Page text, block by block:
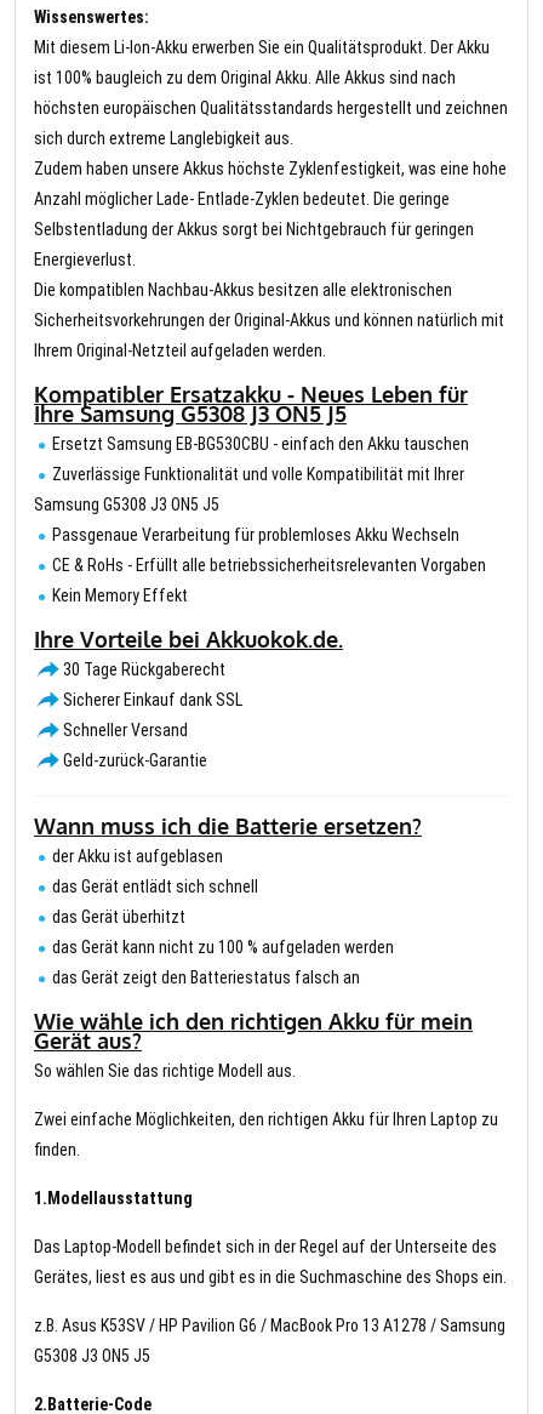
Wissenswertes:
Mit diesem Li-Ion-Akku erwerben Sie ein Qualitätsprodukt. Der Akku
ist 100% baugleich zu dem Original Akku. Alle Akkus sind nach
höchsten europäischen Qualitätsstandards hergestellt und zeichnen
sich durch extreme Langlebigkeit aus.
Zudem haben unsere Akkus höchste Zyklenfestigkeit, was eine hohe
Anzahl möglicher Lade- Entlade-Zyklen bedeutet. Die geringe
Selbstentladung der Akkus sorgt bei Nichtgebrauch für geringen
Energieverlust.
Die kompatiblen Nachbau-Akkus besitzen alle elektronischen
Sicherheitsvorkehrungen der Original-Akkus und können natürlich mit
Ihrem Original-Netzteil aufgeladen werden.
Kompatibler Ersatzakku - Neues Leben für
Ihre Samsung G5308 J3 ON5 J5
Ersetzt Samsung EB-BG530CBU - einfach den Akku tauschen
Zuverlässige Funktionalität und volle Kompatibilität mit Ihrer
Samsung G5308 J3 ON5 J5
Passgenaue Verarbeitung für problemloses Akku Wechseln
CE & RoHs - Erfüllt alle betriebssicherheitsrelevanten Vorgaben
Kein Memory Effekt
Ihre Vorteile bei Akkuokok.de.
30 Tage Rückgaberecht
Sicherer Einkauf dank SSL
Schneller Versand
Geld-zurück-Garantie
Wann muss ich die Batterie ersetzen?
der Akku ist aufgeblasen
das Gerät entlädt sich schnell
das Gerät überhitzt
das Gerät kann nicht zu 100 % aufgeladen werden
das Gerät zeigt den Batteriestatus falsch an
Wie wähle ich den richtigen Akku für mein
Gerät aus?
So wählen Sie das richtige Modell aus.
Zwei einfache Möglichkeiten, den richtigen Akku für Ihren Laptop zu
finden.
1.Modellausstattung
Das Laptop-Modell befindet sich in der Regel auf der Unterseite des
Gerätes, liest es aus und gibt es in die Suchmaschine des Shops ein.
z.B. Asus K53SV / HP Pavilion G6 / MacBook Pro 13 A1278 / Samsung
G5308 J3 ON5 J5
2.Batterie-Code